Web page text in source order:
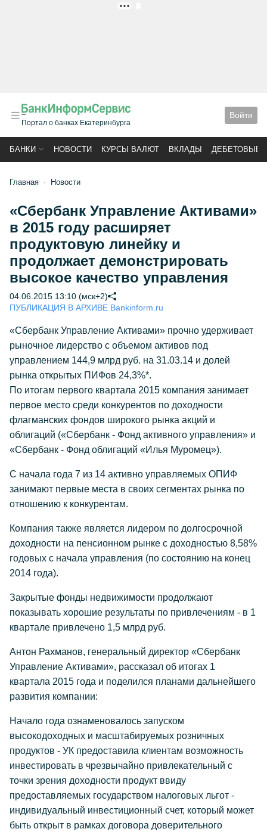
Портал о банках Екатеринбурга
Войти
БАНКИ НОВОСТИ КУРСЫ ВАЛЮТ ВКЛАДЫ ДЕБЕТОВЫЕ
Главная Новости
«Сбербанк Управление Активами»
в 2015 году расширяет
продуктовую линейку и
продолжает демонстрировать
высокое качество управления
04.06.2015 13:10 (мск+2)
ПУБЛИКАЦИЯ В АРХИВЕ Bankinform.ru
«Сбербанк Управление Активами» прочно удерживает
рыночное лидерство с объемом активов под
управлением 144,9 млрд руб. на 31.03.14 и долей
рынка открытых ПИФов 24,3%*.
По итогам первого квартала 2015 компания занимает
первое место среди конкурентов по доходности
флагманских фондов широкого рынка акций и
облигаций («Сбербанк - Фонд активного управления» и
«Сбербанк - Фонд облигаций «Илья Муромец»).
С начала года 7 из 14 активно управляемых ОПИФ
занимают первые места в своих сегментах рынка по
отношению к конкурентам.
Компания также является лидером по долгосрочной
доходности на пенсионном рынке с доходностью 8,58%
годовых с начала управления (по состоянию на конец
2014 года).
Закрытые фонды недвижимости продолжают
показывать хорошие результаты по привлечениям - в 1
квартале привлечено 1,5 млрд руб.
Антон Рахманов, генеральный директор «Сбербанк
Управление Активами», рассказал об итогах 1
квартала 2015 года и поделился планами дальнейшего
развития компании:
Начало года ознаменовалось запуском
высокодоходных и масштабируемых розничных
продуктов - УК предоставила клиентам возможность
инвестировать в чрезвычайно привлекательный с
точки зрения доходности продукт ввиду
предоставляемых государством налоговых льгот -
индивидуальный инвестиционный счет, который может
быть открыт в рамках договора доверительного